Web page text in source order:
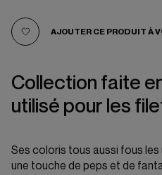
AJOUTER CE PRODUIT À
Collection faite
utilisé pour les
Ses coloris tous aussi fous
une touche de peps et de